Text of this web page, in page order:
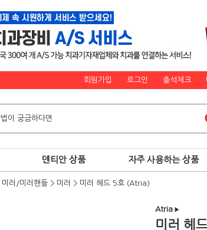
회원가입 로그인 출석체크
덴티안 상품 자주 사용하는 상품
미러/미러핸들 > 미러 > 미러 헤드 5호 (Atria)
Atria ▶
미러 헤